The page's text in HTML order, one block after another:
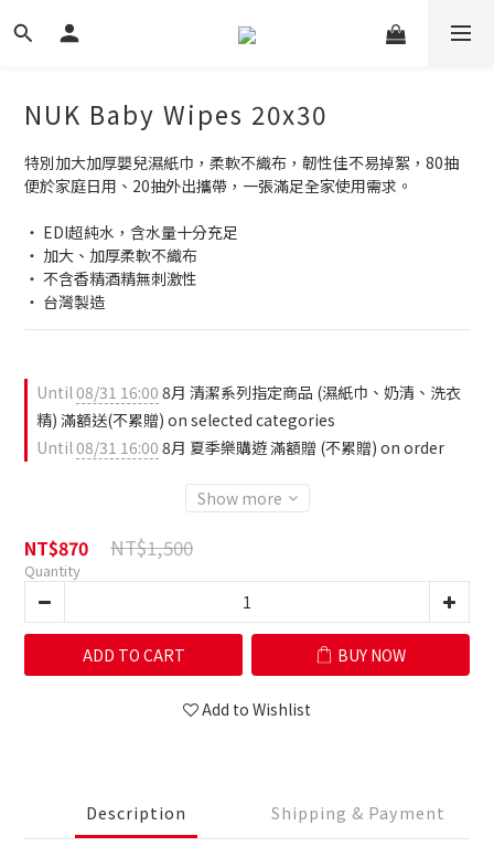
NUK Baby Wipes 20x30
特別加大加厚嬰兒濕紙巾，柔軟不織布，韌性佳不易掉絮，80抽
便於家庭日用、20抽外出攜帶，一張滿足全家使用需求。
‧ EDI超純水，含水量十分充足
‧ 加大、加厚柔軟不織布
‧ 不含香精酒精無刺激性
‧ 台灣製造
Until08/31 16:00 8月 清潔系列指定商品 (濕紙巾、奶清、洗衣
精) 滿額送(不累贈) on selected categories
Until08/31 16:00 8月 夏季樂購遊 滿額贈 (不累贈) on order
Show more
NT$870 NT$1,500
Quantity
ADD TO CART BUY NOW
Add to Wishlist
Description Shipping & Payment